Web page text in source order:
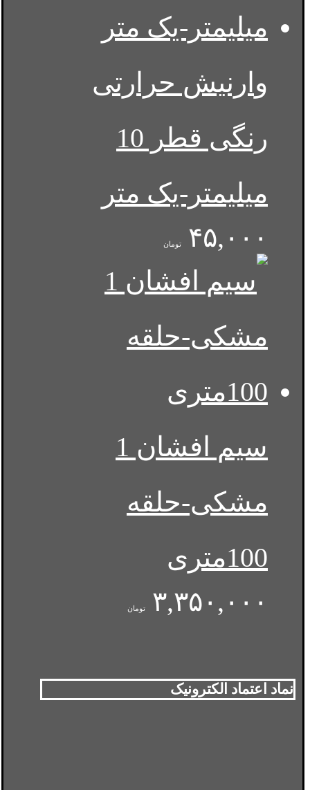
وارنیش حرارتی
رنگی قطر 10
میلیمتر-یک متر
۴۵,۰۰۰
تومان
سیم افشان 1
مشکی-حلقه
100متری
۳,۳۵۰,۰۰۰
تومان
نماد اعتماد الکترونیک